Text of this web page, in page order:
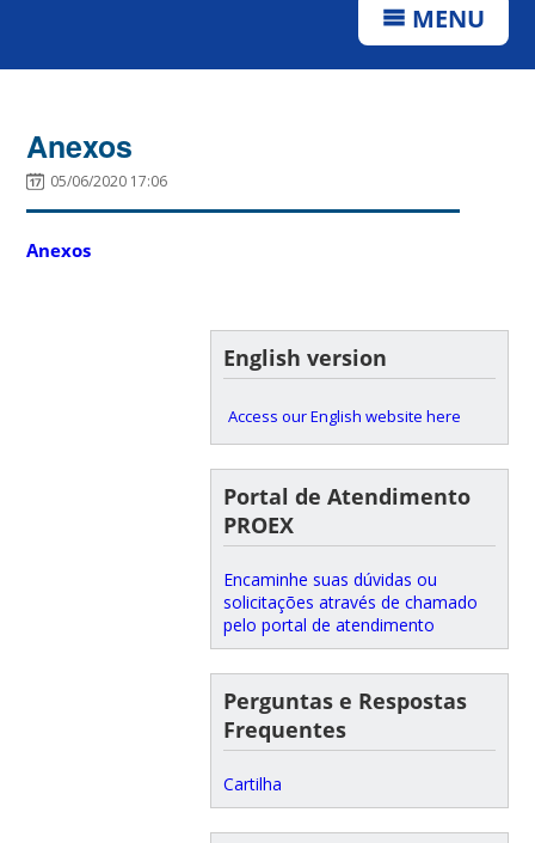
MENU
Anexos
05/06/2020 17:06
Anexos
English version
Access our English website here
Portal de Atendimento
PROEX
Encaminhe suas dúvidas ou
solicitações através de chamado
pelo portal de atendimento
Perguntas e Respostas
Frequentes
Cartilha